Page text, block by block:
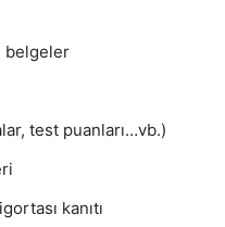
belgeler
test puanları…vb.)
kanıtı